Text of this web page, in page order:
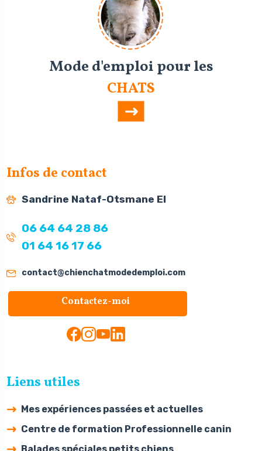
Infos de contact
Sandrine Nataf-Otsmane EI
06 64 64 28 86
01 64 16 17 66
contact@chienchatmodedemploi.com
Contactez-moi
Mode d'emploi pour les
CHATS
Liens utiles
Mes expériences passées et actuelles
Centre de formation Professionnelle canin